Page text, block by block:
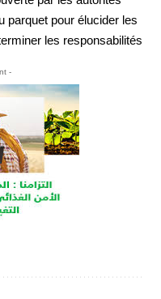
parquet pour élucider les
les responsabilités
- Advertisement -